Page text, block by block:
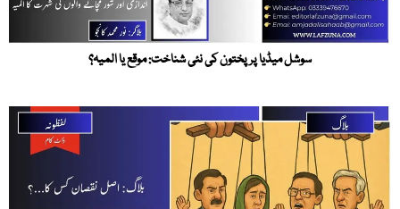
سوشل میڈیا پر پختون کی نئی شناخت: موقع یا المیہ؟